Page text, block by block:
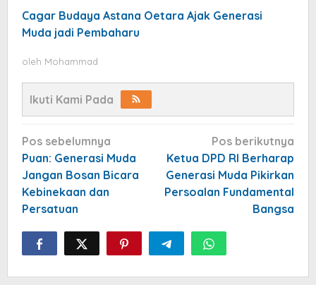
Cagar Budaya Astana Oetara Ajak Generasi
Muda jadi Pembaharu
oleh Mohammad
Ikuti Kami Pada
Navigasi
pos
Pos sebelumnya
Puan: Generasi Muda
Jangan Bosan Bicara
Kebinekaan dan
Persatuan
Pos berikutnya
Ketua DPD RI Berharap
Generasi Muda Pikirkan
Persoalan Fundamental
Bangsa